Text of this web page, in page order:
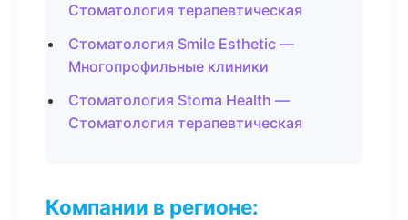
Стоматология терапевтическая
Стоматология Smile Esthetic —
Многопрофильные клиники
Стоматология Stoma Health —
Стоматология терапевтическая
Компании в регионе: